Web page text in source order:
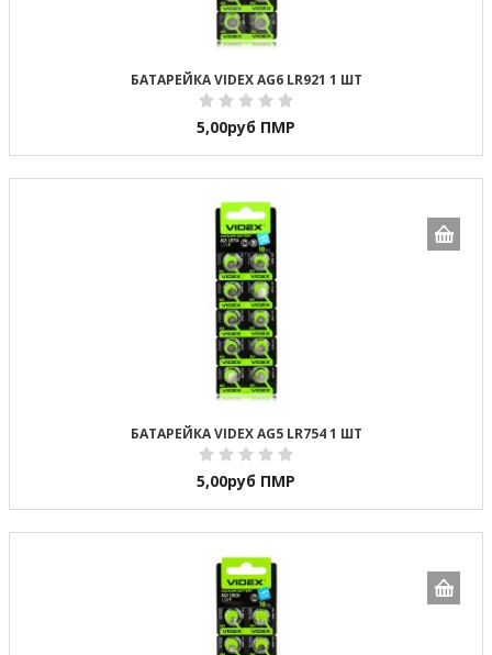
БАТАРЕЙКА VIDEX AG6 LR921 1 ШТ
5,00руб ПМР
БАТАРЕЙКА VIDEX AG5 LR754 1 ШТ
5,00руб ПМР